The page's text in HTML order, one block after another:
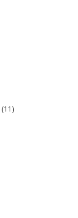
(11)